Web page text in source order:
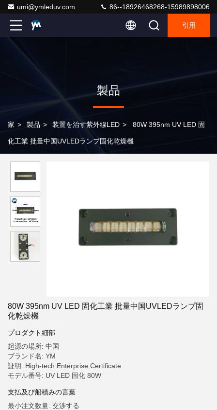
umi@ymleduv.com 86--18926468268-15989898006
引用
製品
家 > 製品 > 装置を治す紫外線LED > 80W 395nm UV LED 固
化工業 批量中国UVLEDランプ固化乾燥機
80W 395nm UV LED 固化工業 批量中国UVLEDランプ固
化乾燥機
プロダクト細部
起源の場所: 中国
ブランド名: YM
証明: High-tech Enterprise Certificate
モデル番号: UV LED 固化 80W
支払及び船積みの言葉
最小注文数量: 交渉する